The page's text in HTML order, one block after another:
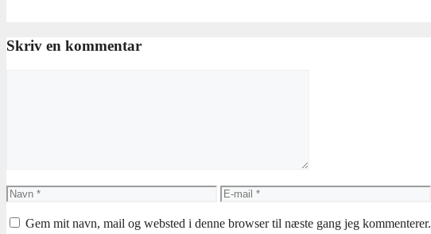
Skriv en kommentar
Navn
E-
mail
Gem mit navn, mail og websted i denne browser til næste gang jeg kommenterer.